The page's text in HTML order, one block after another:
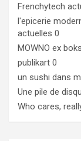
Frenchytech
l'epicerie
actuelles 0
MOWNO ex
publikart 0
un sushi dans
Une pile de
Who cares,